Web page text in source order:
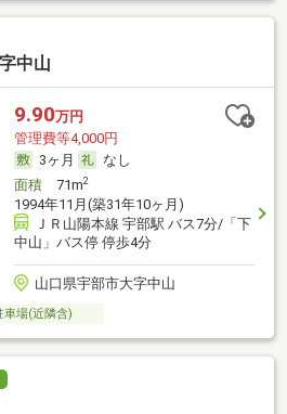
中山
9.90万円
管理費等4,000円
3ヶ月
なし
面積71m2
1994年11月(築31年10ヶ月)
ＪＲ山陽本線 宇部駅 バス7分/「下
中山」バス停 停歩4分
山口県宇部市大字中山
車場(近隣含)